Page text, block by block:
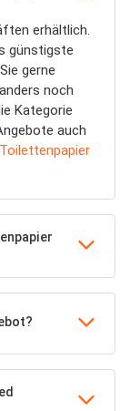
erhältlich.
günstigste
gerne
noch
Kategorie
auch